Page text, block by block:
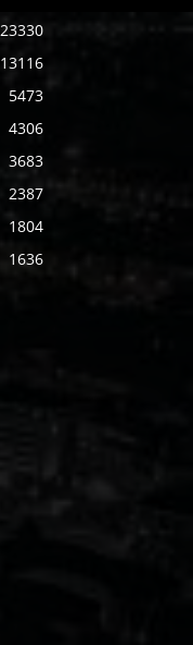
23330
13116
5473
4306
3683
2387
1804
1636